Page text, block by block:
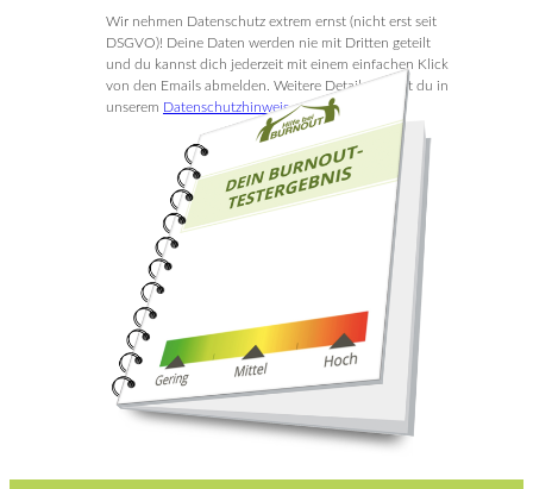
Wir nehmen Datenschutz extrem ernst (nicht erst seit
DSGVO)! Deine Daten werden nie mit Dritten geteilt
und du kannst dich jederzeit mit einem einfachen Klick
von den Emails abmelden. Weitere Details findest du in
unserem Datenschutzhinweis.